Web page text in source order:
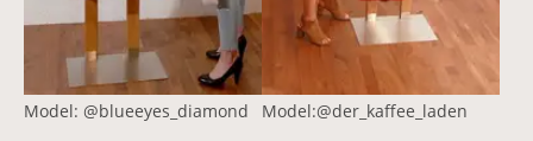
Model: @blueeyes_diamond Model:@der_kaffee_laden